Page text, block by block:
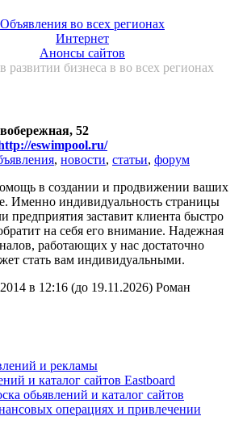
Объявления во всех регионах
Интернет
Анонсы сайтов
развитии бизнеса в во всех регионах
52
eswimpool.ru/
, новости, статьи, форум
в создании и продвижении ваших
Именно индивидуальность страницы
предприятия заставит клиента быстро
на себя его внимание. Надежная
работающих у нас достаточно
стать вам индивидуальными.
в 12:16 (до 19.11.2026) Роман
и рекламы
и каталог сайтов Eastboard
обьявлений и каталог сайтов
операциях и привлечении